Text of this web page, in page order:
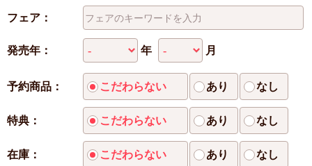
フェア：
発売年： 年 月
予約商品： こだわらない あり なし
特典： こだわらない あり なし
在庫： こだわらない あり なし